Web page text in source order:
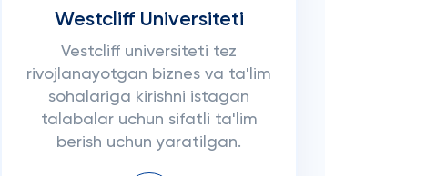
Westcliff Universiteti
Vestcliff universiteti tez
rivojlanayotgan biznes va ta'lim
sohalariga kirishni istagan
talabalar uchun sifatli ta'lim
berish uchun yaratilgan.